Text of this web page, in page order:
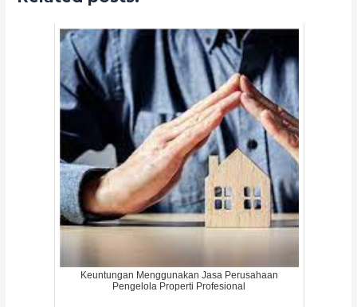
Keuntungan Menggunakan Jasa Perusahaan
Pengelola Properti Profesional